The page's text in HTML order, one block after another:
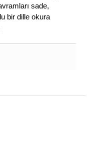
sade,
bir dille okura